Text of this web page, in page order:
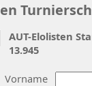
Vorname
AUT-Elolisten
13.945